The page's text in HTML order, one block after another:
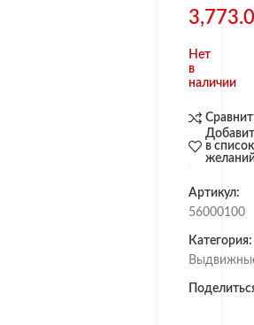
Нет
в
наличии
в список
Артикул:
56000100
Категория: